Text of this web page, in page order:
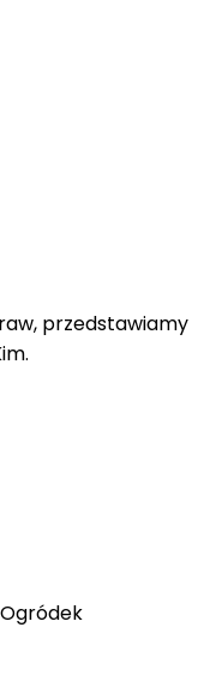
przedstawiamy
Ogródek